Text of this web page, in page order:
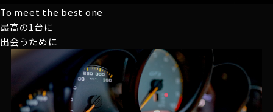
To meet the best one
最高の1台に
出会うために